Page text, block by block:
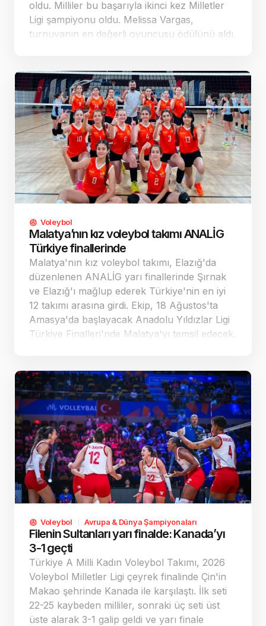
oldu. Milliler bu başarıyla ikinci kez Milletler
Ligi şampiyonu oldu. Melissa Vargas,
turnuvanın en değerli oyuncusu ödülünü aldı.
Voleybol
Malatya’nın kız voleybol takımı ANALİG
Türkiye finallerinde
Malatya'nın kız voleybol takımı, Elazığ'da
düzenlenen ANALİG yarı finallerinde Şırnak
ve Elazığ'ı mağlup ederek Türkiye'nin en iyi
12 takımı arasına girdi. Ekip, 18 Ağustos'ta
Amasya'da başlayacak Anadolu Yıldızlar Ligi
Türkiye Finalleri'nde Malatya'yı temsil edecek.
Voleybol Avrupa & Dünya Şampiyonaları
Filenin Sultanları yarı finalde: Kanada’yı
3-1 geçti
Türkiye A Milli Kadın Voleybol Takımı, 2026
Voleybol Milletler Ligi çeyrek finalinde Çin'in
Makao şehrinde Kanada ile karşılaştı. İlk seti
22-25 kaybeden milliler, sonraki üç seti üst
üste alarak 3-1 galip geldi ve yarı finale